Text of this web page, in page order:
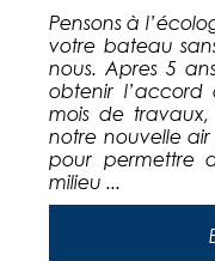
Pensons à
votre bateau
nous. Apres 5
obtenir
mois de
notre nouvelle
pour permettre
milieu ...